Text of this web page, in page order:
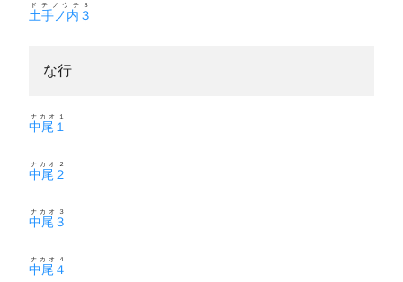
土手ノ内３
ドテノウチ３
な行
中尾１
ナカオ１
中尾２
ナカオ２
中尾３
ナカオ３
中尾４
ナカオ４